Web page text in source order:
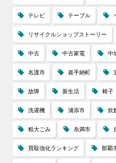
テレビ テーブル
リサイクルショップストーリー
中古 中古家電 中
名護市 嘉手納町
故障 新生活 椅子
洗濯機 浦添市 炊
粗大ごみ 糸満市
買取強化ランキング 那覇